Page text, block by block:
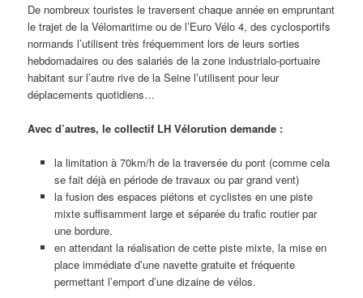
De nombreux touristes le traversent chaque année en empruntant
le trajet de la Vélomaritime ou de l’Euro Vélo 4, des cyclosportifs
normands l’utilisent très fréquemment lors de leurs sorties
hebdomadaires ou des salariés de la zone industrialo-portuaire
habitant sur l’autre rive de la Seine l’utilisent pour leur
déplacements quotidiens…
Avec d’autres, le collectif LH Vélorution demande :
la limitation à 70km/h de la traversée du pont (comme cela
se fait déjà en période de travaux ou par grand vent)
la fusion des espaces piétons et cyclistes en une piste
mixte suffisamment large et séparée du trafic routier par
une bordure.
en attendant la réalisation de cette piste mixte, la mise en
place immédiate d’une navette gratuite et fréquente
permettant l’emport d’une dizaine de vélos.